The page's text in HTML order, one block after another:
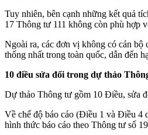
Tuy nhiên, bên cạnh những kết quả
17 Thông tư 111 không còn phù hợp
Ngoài ra, các đơn vị không có cán
thống nhất trong toàn quốc, dẫn đến
10 điều sửa đổi trong dự thảo
Dự thảo Thông tư gồm 10 Điều, sửa
Về chế độ báo cáo (Điều 1 và Điều 4
hình thức báo cáo theo Thông tư số